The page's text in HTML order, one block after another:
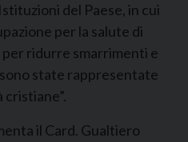
del Paese, in cui
per la salute di
ridurre smarrimenti e
state rappresentate
il Card. Gualtiero